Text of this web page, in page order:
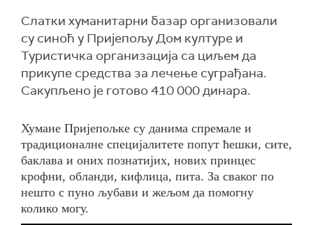
Слатки хуманитарни базар организовали
су синоћ у Пријепољу Дом културе и
Туристичка организација са циљем да
прикупе средства за лечење суграђана.
Сакупљено је готово 410 000 динара.
Хумане Пријепољке су данима спремале и
традиционалне специјалитете попут ћешки, сите,
баклава и оних познатијих, нових принцес
крофни, обланди, кифлица, пита. За сваког по
нешто с пуно љубави и жељом да помогну
колико могу.